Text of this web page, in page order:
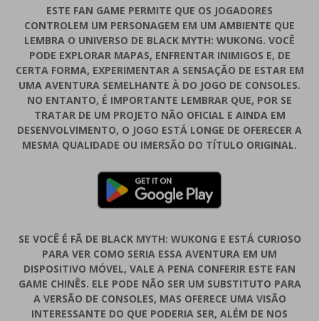
ESTE FAN GAME PERMITE QUE OS JOGADORES
CONTROLEM UM PERSONAGEM EM UM AMBIENTE QUE
LEMBRA O UNIVERSO DE BLACK MYTH: WUKONG. VOCÊ
PODE EXPLORAR MAPAS, ENFRENTAR INIMIGOS E, DE
CERTA FORMA, EXPERIMENTAR A SENSAÇÃO DE ESTAR EM
UMA AVENTURA SEMELHANTE À DO JOGO DE CONSOLES.
NO ENTANTO, É IMPORTANTE LEMBRAR QUE, POR SE
TRATAR DE UM PROJETO NÃO OFICIAL E AINDA EM
DESENVOLVIMENTO, O JOGO ESTÁ LONGE DE OFERECER A
MESMA QUALIDADE OU IMERSÃO DO TÍTULO ORIGINAL.
SE VOCÊ É FÃ DE BLACK MYTH: WUKONG E ESTÁ CURIOSO
PARA VER COMO SERIA ESSA AVENTURA EM UM
DISPOSITIVO MÓVEL, VALE A PENA CONFERIR ESTE FAN
GAME CHINÊS. ELE PODE NÃO SER UM SUBSTITUTO PARA
A VERSÃO DE CONSOLES, MAS OFERECE UMA VISÃO
INTERESSANTE DO QUE PODERIA SER, ALÉM DE NOS